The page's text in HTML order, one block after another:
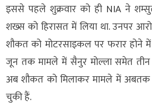
इससे पहले शुक्रवार को ही NIA ने
शख्स को हिरासत में लिया था. उनपर
शौकत को मोटरसाइकल पर फरार होने
जून तक मामले में सैनुर मोल्ला समेत तीन
अब शौकत को मिलाकर मामले में अबतक
चुकी हैं.